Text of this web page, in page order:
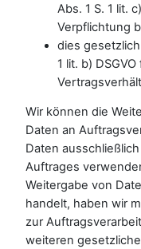
Abs. 1 S. 1 lit.
Verpflichtung
dies
1 lit. b)
Wir können die
Daten an
Daten
Auftrages
Weitergabe von
handelt, haben wir
zur
weiteren